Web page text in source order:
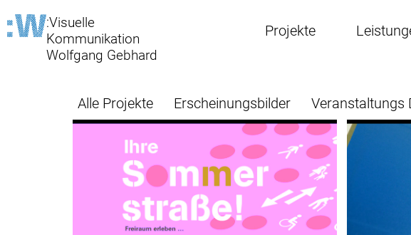
:Visuelle
Kommunikation
Wolfgang Gebhard
Projekte
Alle Projekte Erscheinungsbilder Veranstaltungs